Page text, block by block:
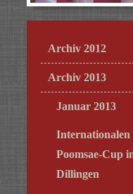
Archiv 2012
Archiv 2013
Januar 2013
Internationalen
Poomsae-Cup
Dillingen